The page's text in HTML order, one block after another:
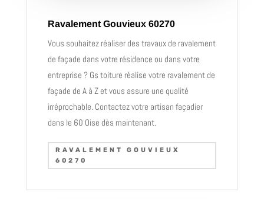
Ravalement Gouvieux 60270
Vous souhaitez réaliser des travaux de ravalement
de façade dans votre résidence ou dans votre
entreprise ? Gs toiture réalise votre ravalement de
façade de A à Z et vous assure une qualité
irréprochable. Contactez votre artisan façadier
dans le 60 Oise dès maintenant.
RAVALEMENT GOUVIEUX
60270